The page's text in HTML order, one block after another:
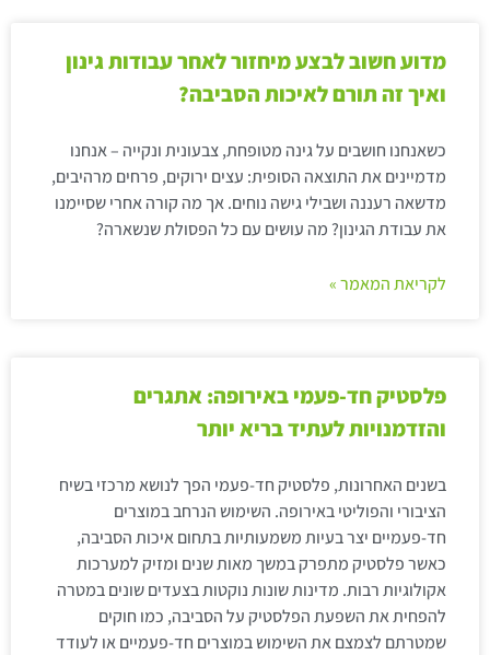
מדוע חשוב לבצע מיחזור לאחר עבודות גינון
ואיך זה תורם לאיכות הסביבה?
כשאנחנו חושבים על גינה מטופחת, צבעונית ונקייה – אנחנו
מדמיינים את התוצאה הסופית: עצים ירוקים, פרחים מרהיבים,
מדשאה רעננה ושבילי גישה נוחים. אך מה קורה אחרי שסיימנו
את עבודת הגינון? מה עושים עם כל הפסולת שנשארה?
לקריאת המאמר »
פלסטיק חד-פעמי באירופה: אתגרים
והזדמנויות לעתיד בריא יותר
בשנים האחרונות, פלסטיק חד-פעמי הפך לנושא מרכזי בשיח
הציבורי והפוליטי באירופה. השימוש הנרחב במוצרים
חד-פעמיים יצר בעיות משמעותיות בתחום איכות הסביבה,
כאשר פלסטיק מתפרק במשך מאות שנים ומזיק למערכות
אקולוגיות רבות. מדינות שונות נוקטות בצעדים שונים במטרה
להפחית את השפעת הפלסטיק על הסביבה, כמו חוקים
שמטרתם לצמצם את השימוש במוצרים חד-פעמיים או לעודד